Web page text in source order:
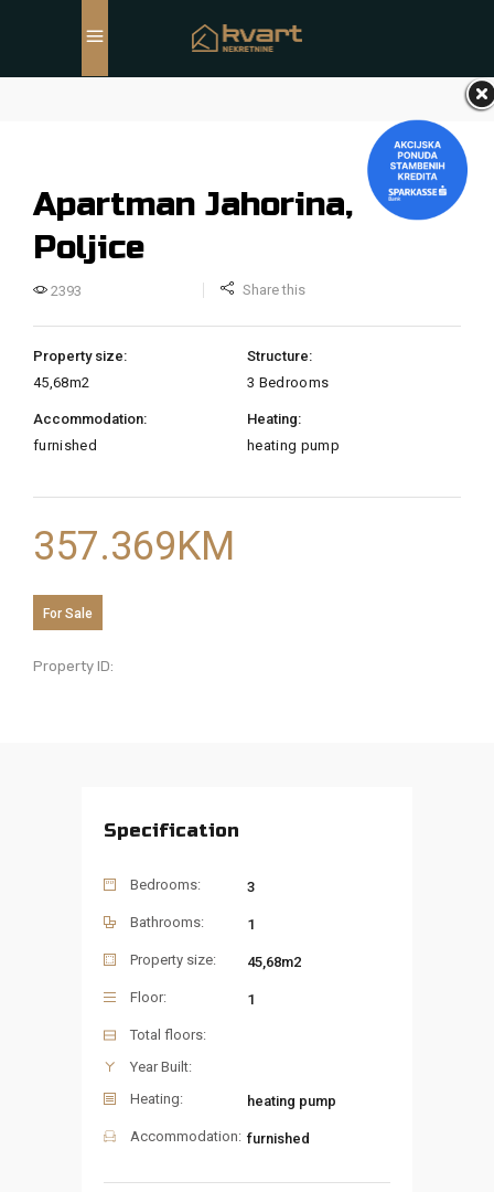
Apartman Jahorina,
Poljice
2393 Share this
Property size:
45,68m2
Structure:
3 Bedrooms
Accommodation:
furnished
Heating:
heating pump
357.369KM
For Sale
Property ID:
Specification
Bedrooms: 3
Bathrooms: 1
Property size: 45,68m2
Floor: 1
Total floors:
Year Built:
Heating:
heating pump
Accommodation: furnished